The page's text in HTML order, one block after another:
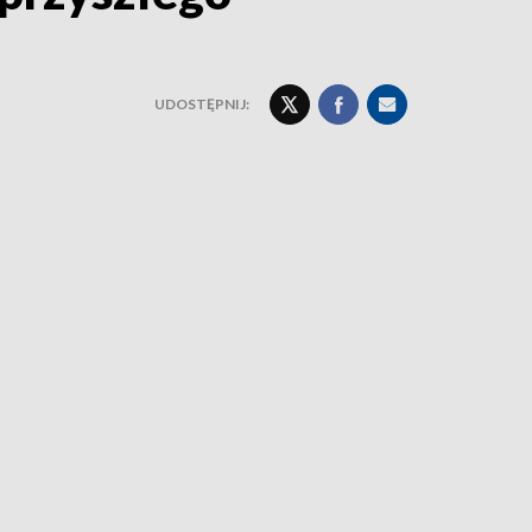
UDOSTĘPNIJ: